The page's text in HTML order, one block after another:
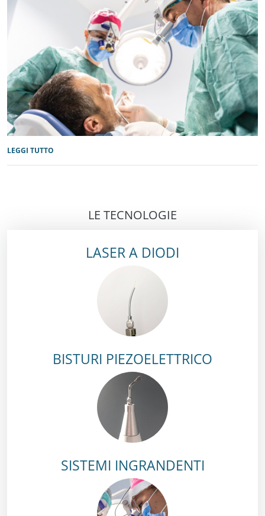
LEGGI TUTTO
LE TECNOLOGIE
LASER A DIODI
BISTURI PIEZOELETTRICO
SISTEMI INGRANDENTI